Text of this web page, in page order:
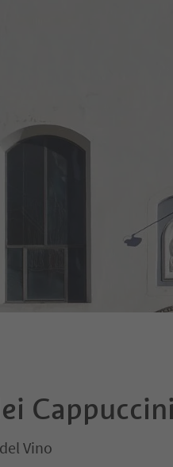
Cappuccini
Vino